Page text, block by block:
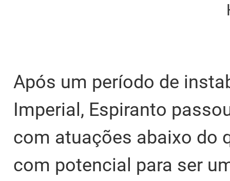
Após um período de
Imperial, Espiranto
com atuações abaixo do
com potencial para ser